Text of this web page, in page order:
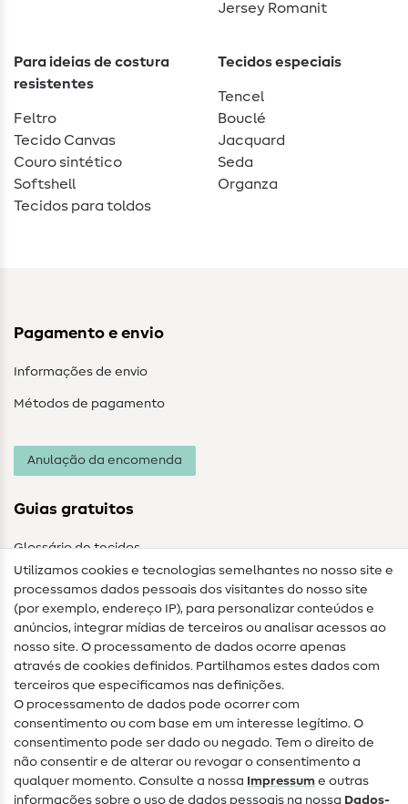
Jersey Romanit
Para ideias de costura
resistentes
Feltro
Tecido Canvas
Couro sintético
Softshell
Tecidos para toldos
Tecidos especiais
Tencel
Bouclé
Jacquard
Seda
Organza
Pagamento e envio
Informações de envio
Métodos de pagamento
Anulação da encomenda
Guias gratuitos
Glossário de tecidos
Guias de costura
Ajuda e contacto
Contacto
Mudança de proprietário
Perguntas frequentes (FAQ)
Direito de cancelamento
Utilizamos cookies e tecnologias semelhantes no nosso site e
processamos dados pessoais dos visitantes do nosso site
(por exemplo, endereço IP), para personalizar conteúdos e
anúncios, integrar mídias de terceiros ou analisar acessos ao
nosso site. O processamento de dados ocorre apenas
através de cookies definidos. Partilhamos estes dados com
terceiros que especificamos nas definições.
O processamento de dados pode ocorrer com
consentimento ou com base em um interesse legítimo. O
consentimento pode ser dado ou negado. Tem o direito de
não consentir e de alterar ou revogar o consentimento a
qualquer momento. Consulte a nossa Impressum e outras
informações sobre o uso de dados pessoais na nossa Dados­